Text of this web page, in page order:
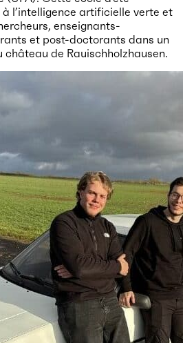
l’intelligence artificielle verte et
enseignants-
et post-doctorants dans un
de Rauischholzhausen.